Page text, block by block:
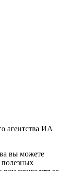
агентства ИА
вы можете
полезных